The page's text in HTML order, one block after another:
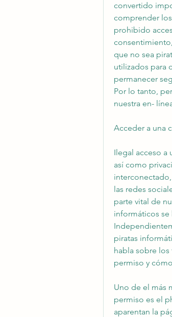
convertido
comprender
prohibido
que no sea
utilizados para
permanecer
Por lo tanto,
nuestra en-
Acceder a una
Ilegal acceso a
así como
las redes
parte vital de
informáticos
piratas
habla sobre los
permiso y
Uno de el más
permiso es el
aparentan la